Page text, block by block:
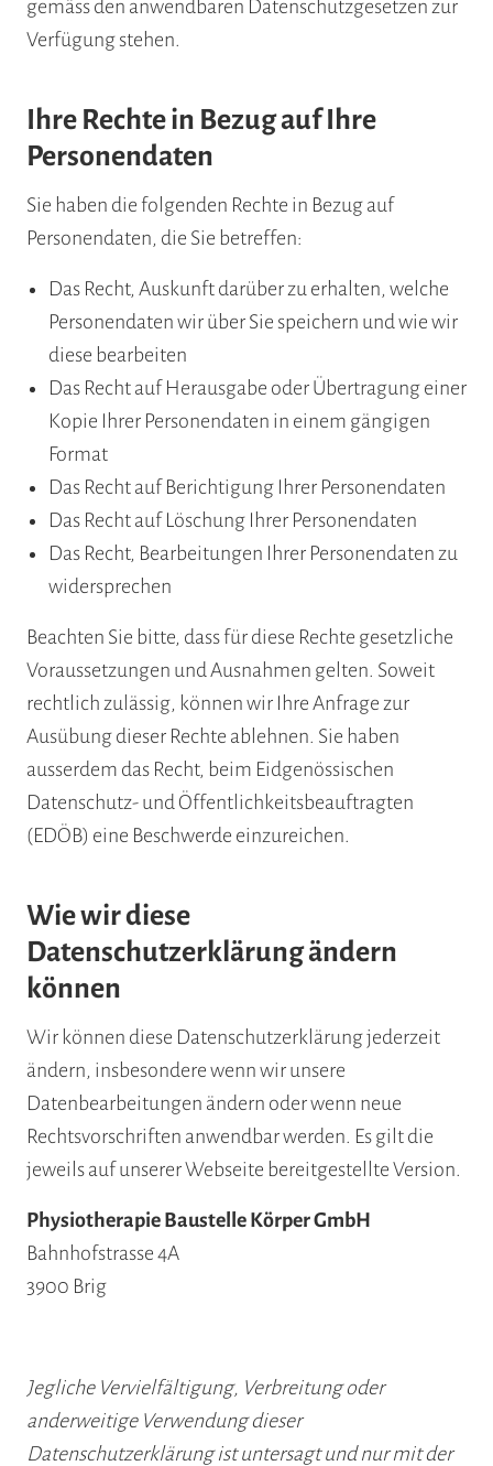
gemäss den anwendbaren Datenschutzgesetzen zur
Verfügung stehen.
Ihre Rechte in Bezug auf Ihre
Personendaten
Sie haben die folgenden Rechte in Bezug auf
Personendaten, die Sie betreffen:
Das Recht, Auskunft darüber zu erhalten, welche
Personendaten wir über Sie speichern und wie wir
diese bearbeiten
Das Recht auf Herausgabe oder Übertragung einer
Kopie Ihrer Personendaten in einem gängigen
Format
Das Recht auf Berichtigung Ihrer Personendaten
Das Recht auf Löschung Ihrer Personendaten
Das Recht, Bearbeitungen Ihrer Personendaten zu
widersprechen
Beachten Sie bitte, dass für diese Rechte gesetzliche
Voraussetzungen und Ausnahmen gelten. Soweit
rechtlich zulässig, können wir Ihre Anfrage zur
Ausübung dieser Rechte ablehnen. Sie haben
ausserdem das Recht, beim Eidgenössischen
Datenschutz- und Öffentlichkeitsbeauftragten
(EDÖB) eine Beschwerde einzureichen.
Wie wir diese
Datenschutzerklärung ändern
können
Wir können diese Datenschutzerklärung jederzeit
ändern, insbesondere wenn wir unsere
Datenbearbeitungen ändern oder wenn neue
Rechtsvorschriften anwendbar werden. Es gilt die
jeweils auf unserer Webseite bereitgestellte Version.
Physiotherapie Baustelle Körper GmbH
Bahnhofstrasse 4A
3900 Brig
Jegliche Vervielfältigung, Verbreitung oder
anderweitige Verwendung dieser
Datenschutzerklärung ist untersagt und nur mit der